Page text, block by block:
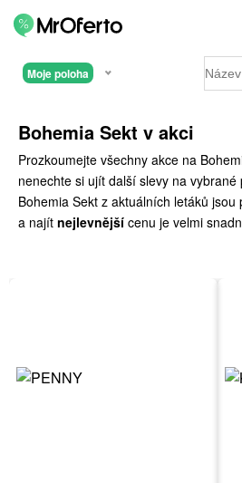
Moje poloha
Bohemia Sekt v akci
Prozkoumejte všechny akce na
nenechte si ujít další slevy na vybrané
Bohemia Sekt z aktuálních letáků
a najít nejlevnější cenu je velmi